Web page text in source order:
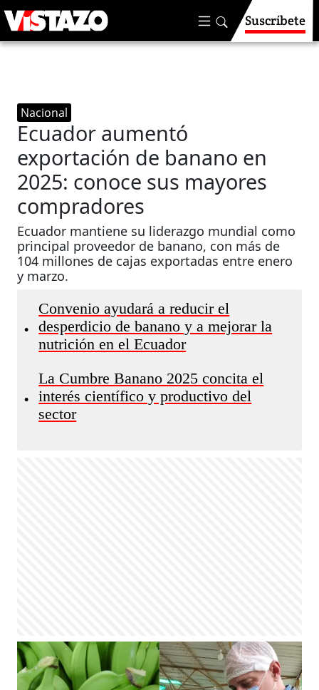
Suscríbete
Nacional
Ecuador aumentó
exportación de banano en
2025: conoce sus mayores
compradores
Ecuador mantiene su liderazgo mundial como
principal proveedor de banano, con más de
104 millones de cajas exportadas entre enero
y marzo.
•
Convenio ayudará a reducir el
desperdicio de banano y a mejorar la
nutrición en el Ecuador
•
La Cumbre Banano 2025 concita el
interés científico y productivo del
sector